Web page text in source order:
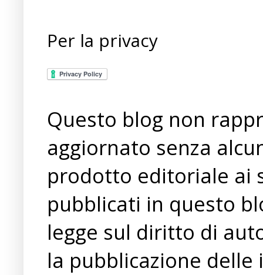
Per la privacy
Questo blog non
aggiornato senza
prodotto editoriale ai
pubblicati in questo
legge sul diritto di
la pubblicazione